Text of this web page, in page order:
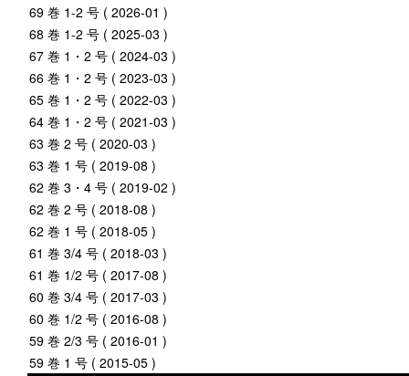
69 巻 1-2 号 ( 2026-01 )
68 巻 1-2 号 ( 2025-03 )
67 巻 1・2 号 ( 2024-03 )
66 巻 1・2 号 ( 2023-03 )
65 巻 1・2 号 ( 2022-03 )
64 巻 1・2 号 ( 2021-03 )
63 巻 2 号 ( 2020-03 )
63 巻 1 号 ( 2019-08 )
62 巻 3・4 号 ( 2019-02 )
62 巻 2 号 ( 2018-08 )
62 巻 1 号 ( 2018-05 )
61 巻 3/4 号 ( 2018-03 )
61 巻 1/2 号 ( 2017-08 )
60 巻 3/4 号 ( 2017-03 )
60 巻 1/2 号 ( 2016-08 )
59 巻 2/3 号 ( 2016-01 )
59 巻 1 号 ( 2015-05 )